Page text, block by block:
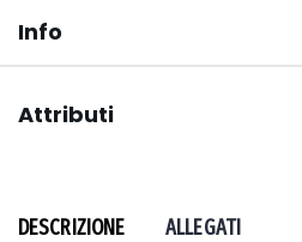
Info
Attributi
DESCRIZIONE ALLEGATI